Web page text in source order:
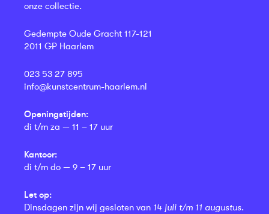
onze collectie.
Gedempte Oude Gracht 117-121
2011 GP Haarlem
023 53 27 895
info@kunstcentrum-haarlem.nl
Openingstijden:
di t/m za — 11 – 17 uur
Kantoor:
di t/m do — 9 – 17 uur
Let op:
Dinsdagen zijn wij gesloten van 14 juli t/m 11 augustus.